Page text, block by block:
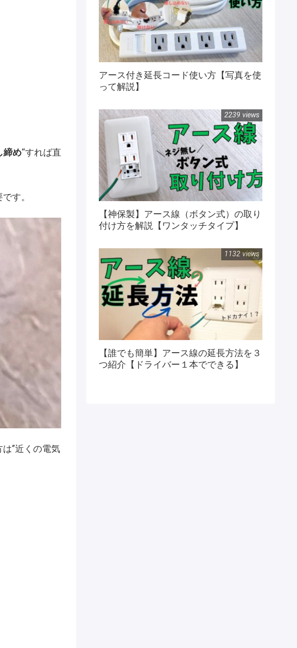
締め“すれば直
す。
”近くの電気
アース付き延長コード使い方【写真を使
って解説】
【神保製】アース線（ボタン式）の取り
付け方を解説【ワンタッチタイプ】
2239 views
【誰でも簡単】アース線の延長方法を３
つ紹介【ドライバー１本でできる】
1132 views